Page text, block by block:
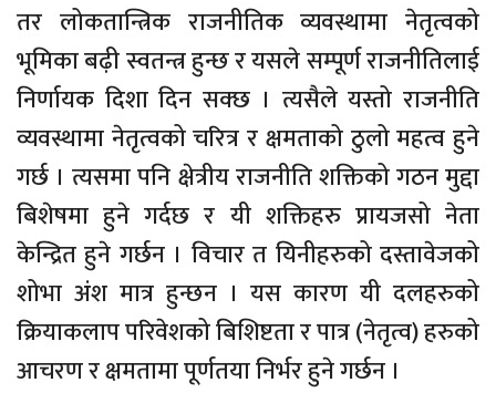
तर लोकतान्त्रिक राजनीतिक व्यवस्थामा नेतृत्वको
भूमिका बढ़ी स्वतन्त्र हुन्छ र यसले सम्पूर्ण राजनीतिलाई
निर्णायक दिशा दिन सक्छ । त्यसैले यस्तो राजनीति
व्यवस्थामा नेतृत्वको चरित्र र क्षमताको ठुलो महत्व हुने
गर्छ । त्यसमा पनि क्षेत्रीय राजनीति शक्तिको गठन मुद्दा
बिशेषमा हुने गर्दछ र यी शक्तिहरु प्रायजसो नेता
केन्द्रित हुने गर्छन । विचार त यिनीहरुको दस्तावेजको
शोभा अंश मात्र हुन्छन । यस कारण यी दलहरुको
क्रियाकलाप परिवेशको बिशिष्टता र पात्र (नेतृत्व) हरुको
आचरण र क्षमतामा पूर्णतया निर्भर हुने गर्छन ।